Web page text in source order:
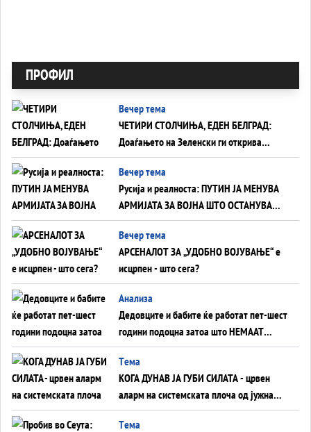
ПРОФИЛ
Вечер тема
ЧЕТИРИ СТОЛЧИЊА, ЕДЕН БЕЛГРАД:
Доаѓањето на Зеленски ги открива
тајните на политиката на балансирање
на Вучиќ
Вечер тема
Русија и реалноста: ПУТИН ЈА МЕНУВА
АРМИЈАТА ЗА ВОЈНА ШТО ОСТАНУВА
БЕЗ ФРОНТ
Вечер тема
АРСЕНАЛОТ ЗА „УДОБНО ВОЈУВАЊЕ“ е
исцрпен - што сега?
Анализа
Дедовците и бабите ќе работат пет-шест
години подоцна затоа што НЕМААТ
ВНУЦИ ДА ГИ ЗАМЕНАТ
Tема
КОГА ДУНАВ ЈА ГУБИ СИЛАТА - црвен
аларм на системската плоча од јужна
Германија до Црното Море...
Tема